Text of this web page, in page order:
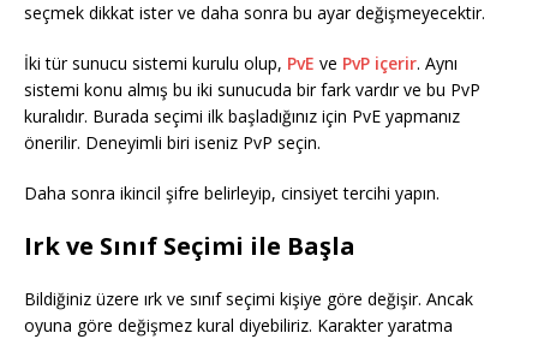
seçmek dikkat ister ve daha sonra bu ayar değişmeyecektir.
İki tür sunucu sistemi kurulu olup, PvE ve PvP içerir. Aynı
sistemi konu almış bu iki sunucuda bir fark vardır ve bu PvP
kuralıdır. Burada seçimi ilk başladığınız için PvE yapmanız
önerilir. Deneyimli biri iseniz PvP seçin.
Daha sonra ikincil şifre belirleyip, cinsiyet tercihi yapın.
Irk ve Sınıf Seçimi ile Başla
Bildiğiniz üzere ırk ve sınıf seçimi kişiye göre değişir. Ancak
oyuna göre değişmez kural diyebiliriz. Karakter yaratma